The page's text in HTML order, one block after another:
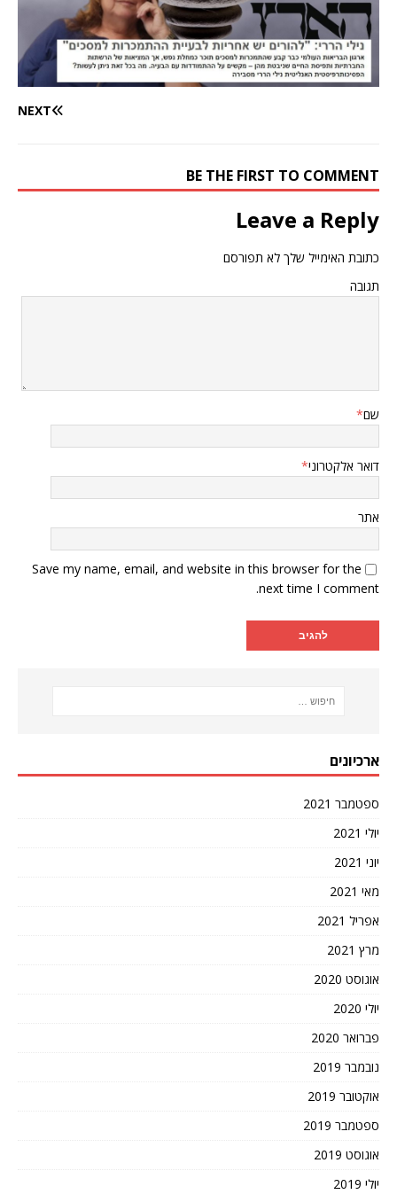
NEXT
BE THE FIRST TO COMMENT
Leave a Reply
כתובת האימייל שלך לא תפורסם
תגובה
שם*
דואר אלקטרוני*
אתר
Save my name, email, and website in this browser for the
next time I comment.
ארכיונים
ספטמבר 2021
יולי 2021
יוני 2021
מאי 2021
אפריל 2021
מרץ 2021
אוגוסט 2020
יולי 2020
פברואר 2020
נובמבר 2019
אוקטובר 2019
ספטמבר 2019
אוגוסט 2019
יולי 2019